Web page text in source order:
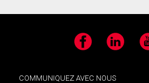
Facebook LinkedIn
COMMUNIQUEZ AVEC NOUS